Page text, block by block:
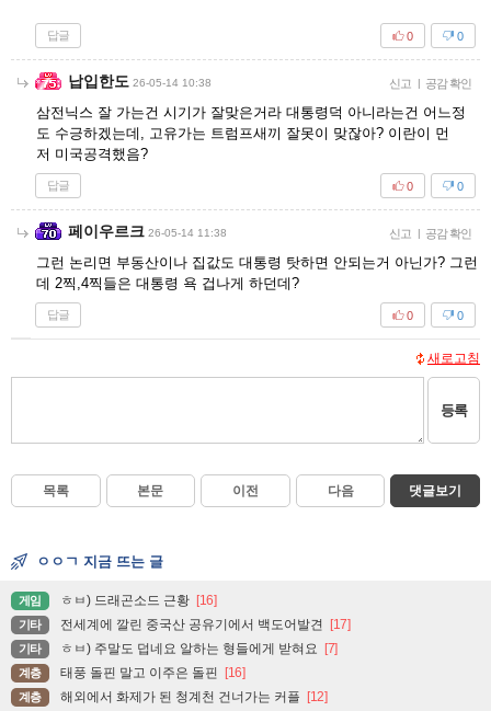
답글 0
0
납입한도 26-05-14 10:38 신고 공감 확인
삼전닉스 잘 가는건 시기가 잘맞은거라 대통령덕 아니라는건 어느정
도 수긍하겠는데, 고유가는 트럼프새끼 잘못이 맞잖아? 이란이 먼
저 미국공격했음?
답글 0
0
페이우르크 26-05-14 11:38 신고 공감 확인
그런 논리면 부동산이나 집값도 대통령 탓하면 안되는거 아닌가? 그런
데 2찍,4찍들은 대통령 욕 겁나게 하던데?
답글 0
0
새로고침
등록
목록 본문 이전 다음 댓글보기
ㅇㅇㄱ 지금 뜨는 글
게임 ㅎㅂ) 드래곤소드 근황 [16]
기타 전세계에 깔린 중국산 공유기에서 백도어발견 [17]
기타 ㅎㅂ) 주말도 덥네요 알하는 형들에게 받혀요 [7]
계층 태풍 돌핀 말고 이주은 돌핀 [16]
계층 해외에서 화제가 된 청계천 건너가는 커플 [12]